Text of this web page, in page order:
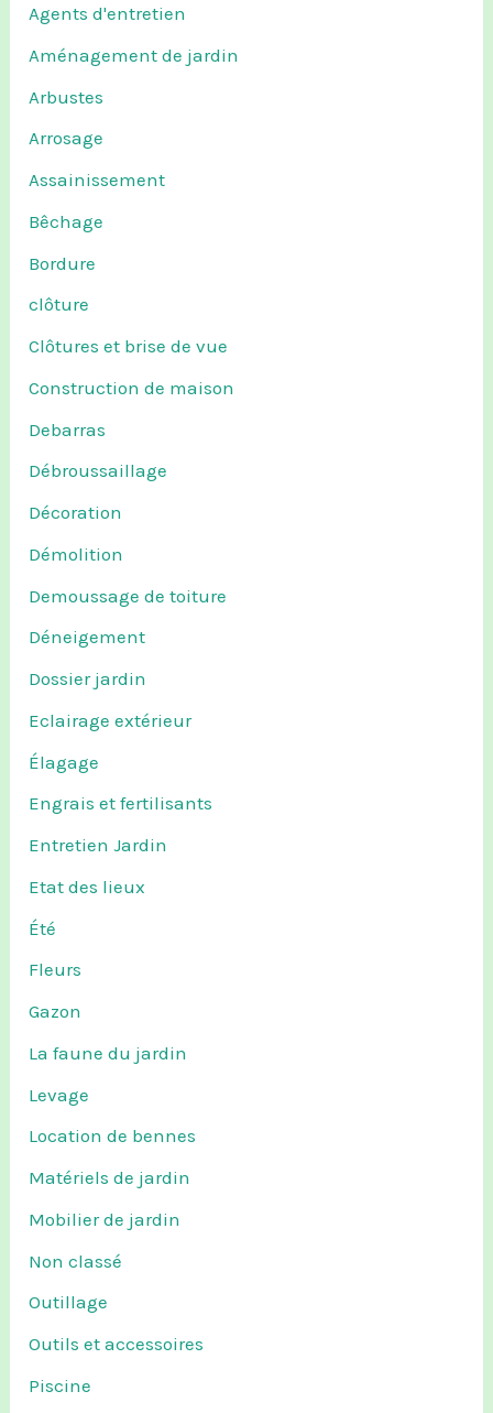
Agents d'entretien
Aménagement de jardin
Arbustes
Arrosage
Assainissement
Bêchage
Bordure
clôture
Clôtures et brise de vue
Construction de maison
Debarras
Débroussaillage
Décoration
Démolition
Demoussage de toiture
Déneigement
Dossier jardin
Eclairage extérieur
Élagage
Engrais et fertilisants
Entretien Jardin
Etat des lieux
Été
Fleurs
Gazon
La faune du jardin
Levage
Location de bennes
Matériels de jardin
Mobilier de jardin
Non classé
Outillage
Outils et accessoires
Piscine